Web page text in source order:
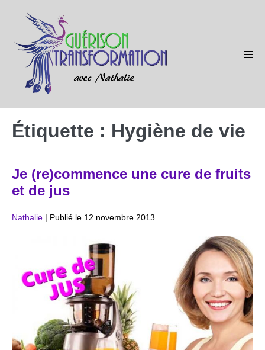
Étiquette : Hygiène de vie
Je (re)commence une cure de fruits
et de jus
Nathalie | Publié le 12 novembre 2013
une
et